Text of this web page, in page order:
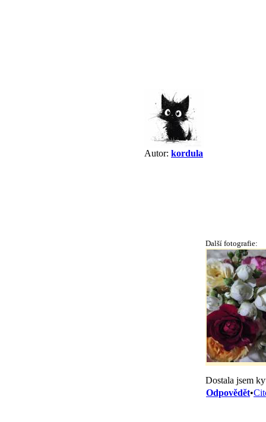
Autor: kordula
Další fotografie:
Dostala jsem
Odpovědět•